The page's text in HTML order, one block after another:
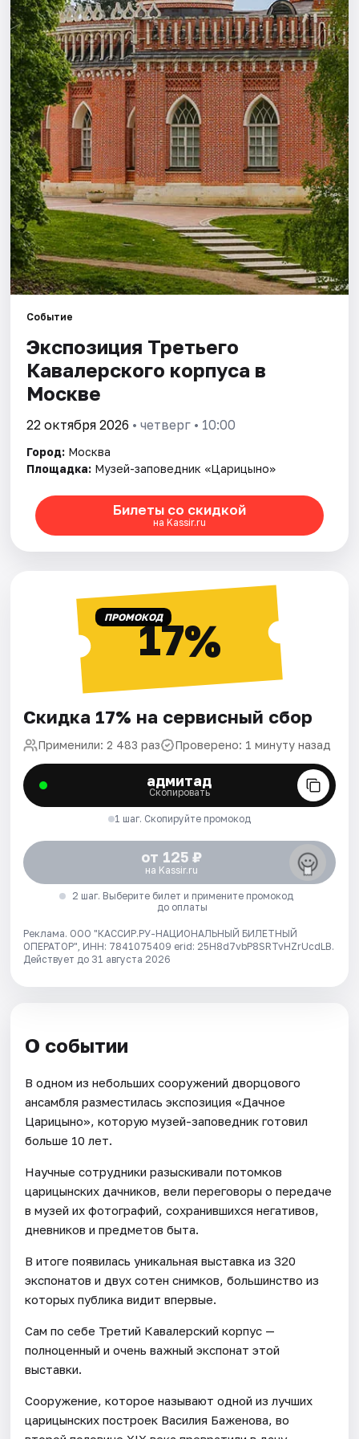
Города
Площадки
Артисты
Рейтинги
Событие
Экспозиция Третьего
Кавалерского корпуса в
Москве
22 октября 2026 • четверг • 10:00
Город: Москва
Площадка: Музей-заповедник «Царицыно»
Билеты со скидкой
на Kassir.ru
ПРОМОКОД17%
Скидка 17% на сервисный сбор
Применили: 2 483 раз Проверено: 1 минуту назад
адмитад
Скопировать
1 шаг. Скопируйте промокод
от 125 ₽
на Kassir.ru
2 шаг. Выберите билет и примените промокод
до оплаты
Реклама. ООО "КАССИР.РУ-НАЦИОНАЛЬНЫЙ БИЛЕТНЫЙ
ОПЕРАТОР", ИНН: 7841075409 erid: 25H8d7vbP8SRTvHZrUcdLB.
Действует до 31 августа 2026
О событии
В одном из небольших сооружений дворцового
ансамбля разместилась экспозиция «Дачное
Царицыно», которую музей-заповедник готовил
больше 10 лет.
Научные сотрудники разыскивали потомков
царицынских дачников, вели переговоры о передаче
в музей их фотографий, сохранившихся негативов,
дневников и предметов быта.
В итоге появилась уникальная выставка из 320
экспонатов и двух сотен снимков, большинство из
которых публика видит впервые.
Сам по себе Третий Кавалерский корпус —
полноценный и очень важный экспонат этой
выставки.
Сооружение, которое называют одной из лучших
царицынских построек Василия Баженова, во